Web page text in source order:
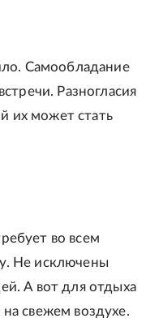
Самообладание
Разногласия
их может стать
во всем
Не исключены
А вот для отдыха
свежем воздухе.